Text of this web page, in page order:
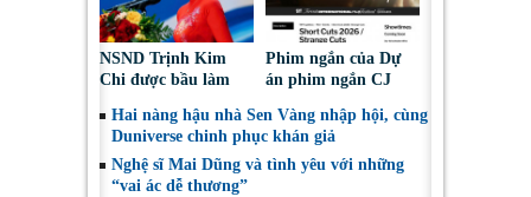
NSND Trịnh Kim
Chi được bầu làm
Nghệ sĩ Sân khấu
Việt Nam
Phim ngắn của Dự
án phim ngắn CJ
tại LHP quốc tế
Toronto 2026
Hai nàng hậu nhà Sen Vàng nhập hội, cùng
Duniverse chinh phục khán giả
Nghệ sĩ Mai Dũng và tình yêu với những
“vai ác dễ thương”